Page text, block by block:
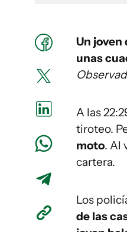
Un joven
unas
A las
tiroteo.
moto. Al
cartera.
Los
de las